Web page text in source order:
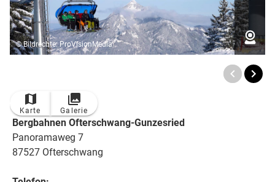
© Bildrechte: ProVisionMedia
Karte Galerie
Bergbahnen Ofterschwang-Gunzesried
Panoramaweg 7
87527 Ofterschwang